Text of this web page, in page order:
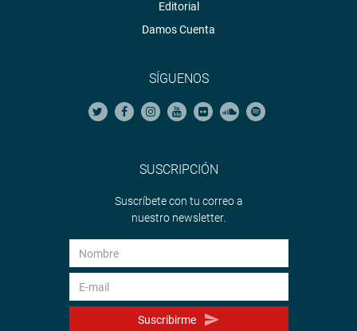
Editorial
Damos Cuenta
SÍGUENOS
SUSCRIPCIÓN
Suscríbete con tu correo a
nuestro newsletter.
Suscribirme